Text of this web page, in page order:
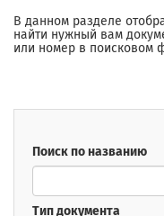
В данном разделе
найти нужный вам
или номер в поисковом
Поиск по названию
Тип документа